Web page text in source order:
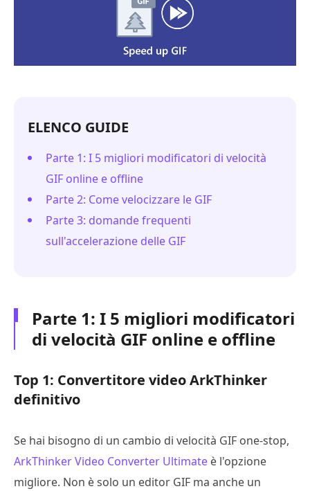
ELENCO GUIDE
Parte 1: I 5 migliori modificatori di velocità
GIF online e offline
Parte 2: Come velocizzare le GIF
Parte 3: domande frequenti
sull'accelerazione delle GIF
Parte 1: I 5 migliori modificatori
di velocità GIF online e offline
Top 1: Convertitore video ArkThinker
definitivo
Se hai bisogno di un cambio di velocità GIF one-stop,
ArkThinker Video Converter Ultimate è l'opzione
migliore. Non è solo un editor GIF ma anche un